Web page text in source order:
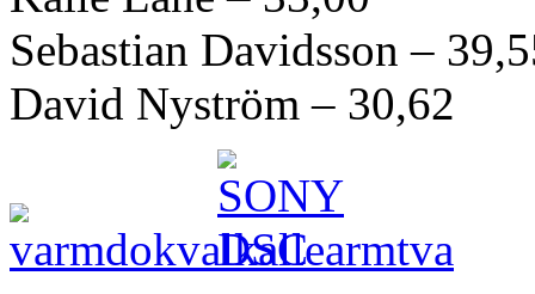
Sebastian Davidsson –
David Nyström – 30,62